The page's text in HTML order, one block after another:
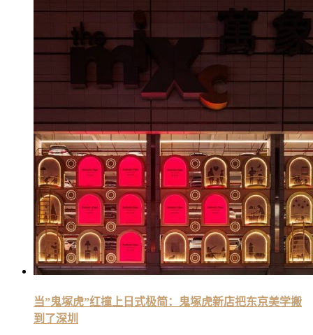
当”鬼塚虎”红撞上日式极简：鬼塚虎新店把东京美学搬
到了深圳